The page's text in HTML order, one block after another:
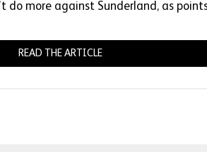
do more against Sunderland, as
READ THE ARTICLE